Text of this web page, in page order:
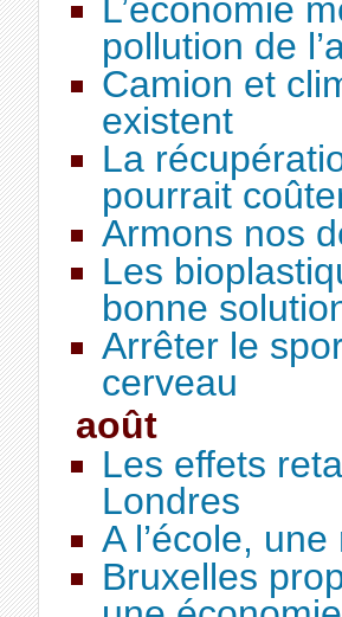
L’économie
pollution de
Camion et
existent
La
pourrait
Armons nos
Les
bonne
Arrêter le
cerveau
août
Les effets
Londres
A l’école,
Bruxelles